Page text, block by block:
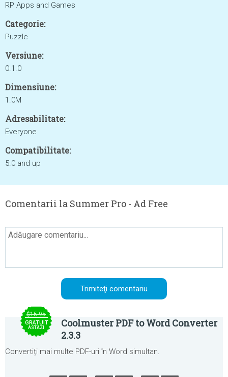
RP Apps and Games
Categorie:
Puzzle
Versiune:
0.1.0
Dimensiune:
1.0M
Adresabilitate:
Everyone
Compatibilitate:
5.0 and up
Comentarii la Summer Pro - Ad Free
$15.95
GRATUIT
ASTĂZI
Coolmuster PDF to Word Converter
2.3.3
Convertiți mai multe PDF-uri în Word simultan.